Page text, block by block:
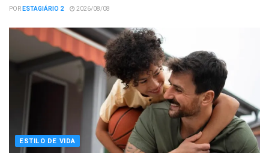
PORESTAGIÁRIO 2 2026/08/08
ESTILO DE VIDA